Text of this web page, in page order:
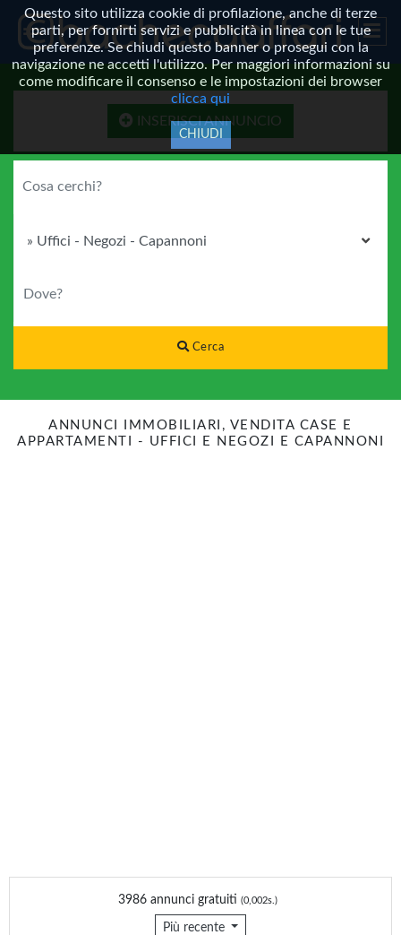
Questo sito utilizza cookie di profilazione, anche di terze
parti, per fornirti servizi e pubblicità in linea con le tue
preferenze. Se chiudi questo banner o prosegui con la
navigazione ne accetti l'utilizzo. Per maggiori informazioni su
come modificare il consenso e le impostazioni dei browser
clicca qui
CHIUDI
INSERISCI ANNUNCIO
Cerca
ANNUNCI IMMOBILIARI, VENDITA CASE E
APPARTAMENTI - UFFICI E NEGOZI E CAPANNONI
3986 annunci gratuiti (0,002s.)
Più recente